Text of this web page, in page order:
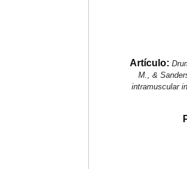
Artículo:
M., &
intramuscular